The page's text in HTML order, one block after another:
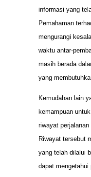
informasi yang
Pemahaman
mengurangi
waktu antar-
masih berada
yang
Kemudahan lain
kemampuan
riwayat
Riwayat tersebut
yang telah dilalui
dapat mengetahui